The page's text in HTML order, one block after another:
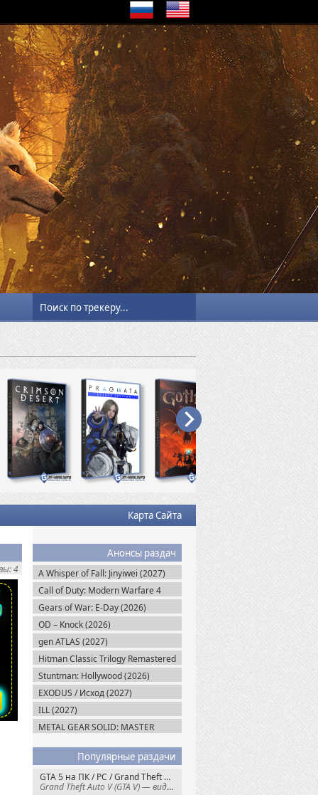
Карта Сайта
Анонсы раздач
A Whisper of Fall: Jinyiwei (2027)
Call of Duty: Modern Warfare 4
(2026)
Gears of War: E-Day (2026)
OD – Knock (2026)
gen ATLAS (2027)
Hitman Classic Trilogy Remastered
(2027)
Stuntman: Hollywood (2026)
EXODUS / Исход (2027)
ILL (2027)
METAL GEAR SOLID: MASTER
Популярные раздачи
GTA 5 на ПК / PC / Grand Theft Auto V: Premium Edition (2015) Steam-Rip
Grand Theft Auto V (GTA V) — видеоигра из
4